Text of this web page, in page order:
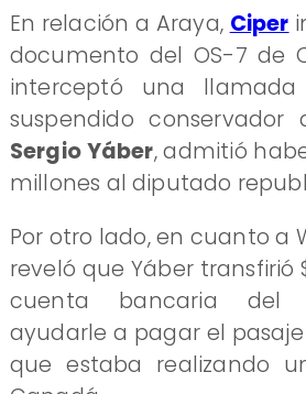
En relación a Araya, Ciper
documento del OS-7 de
interceptó una
suspendido conservador
Sergio Yáber, admitió
millones al diputado
Por otro lado, en cuanto a
reveló que Yáber transfirió
cuenta bancaria del
ayudarle a pagar el
que estaba realizando